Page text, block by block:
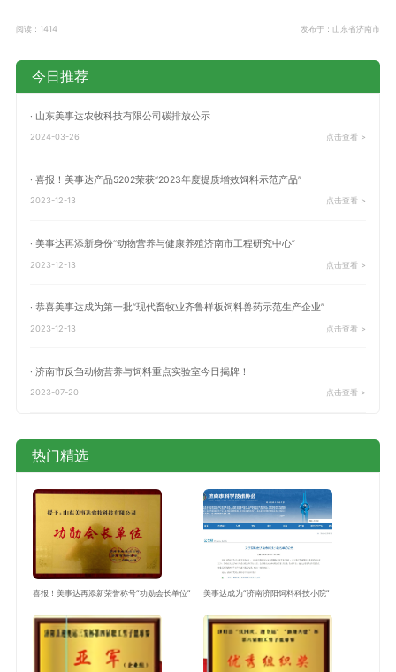
阅读：1414 发布于：山东省济南市
今日推荐
· 山东美事达农牧科技有限公司碳排放公示
2024-03-26 点击查看 >
· 喜报！美事达产品5202荣获“2023年度提质增效饲料示范产品”
2023-12-13 点击查看 >
· 美事达再添新身份“动物营养与健康养殖济南市工程研究中心”
2023-12-13 点击查看 >
· 恭喜美事达成为第一批“现代畜牧业齐鲁样板饲料兽药示范生产企业”
2023-12-13 点击查看 >
· 济南市反刍动物营养与饲料重点实验室今日揭牌！
2023-07-20 点击查看 >
热门精选
喜报！美事达再添新荣誉称号“功勋会长单位” 美事达成为“济南济阳饲料科技小院”